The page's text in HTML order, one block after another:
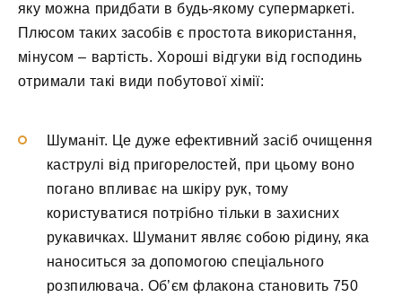
яку можна придбати в будь-якому супермаркеті.
Плюсом таких засобів є простота використання,
мінусом – вартість. Хороші відгуки від господинь
отримали такі види побутової хімії:
Шуманіт. Це дуже ефективний засіб очищення
каструлі від пригорелостей, при цьому воно
погано впливає на шкіру рук, тому
користуватися потрібно тільки в захисних
рукавичках. Шуманит являє собою рідину, яка
наноситься за допомогою спеціального
розпилювача. Об’єм флакона становить 750